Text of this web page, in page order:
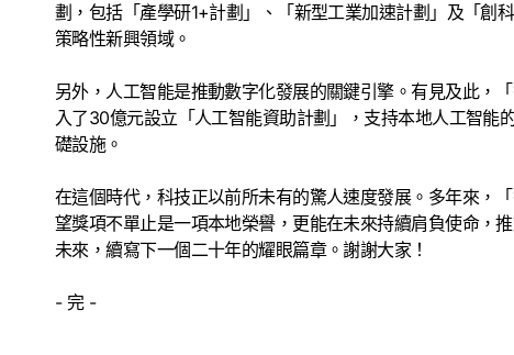
劃，包括「產學研1+計劃」、「新型工業加速計劃」及「創
策略性新興領域。
另外，人工智能是推動數字化發展的關鍵引擎。有見及此，
入了30億元設立「人工智能資助計劃」，支持本地人工智
礎設施。
在這個時代，科技正以前所未有的驚人速度發展。多年來，
望獎項不單止是一項本地榮譽，更能在未來持續肩負使命，
未來，續寫下一個二十年的耀眼篇章。謝謝大家！
- 完 -